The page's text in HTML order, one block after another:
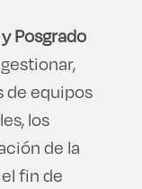
Posgrado
de equipos
los
de la
fin de